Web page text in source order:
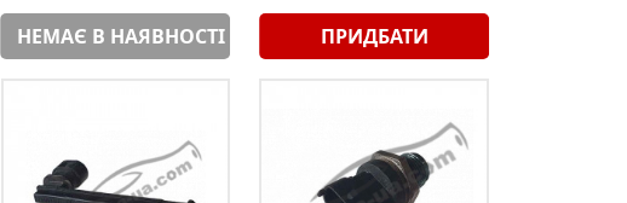
НЕМАЄ В НАЯВНОСТІ ПРИДБАТИ